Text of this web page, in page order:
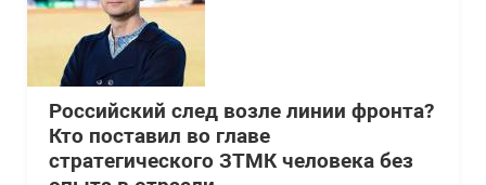
Российский след возле линии фронта?
Кто поставил во главе
стратегического ЗТМК человека без